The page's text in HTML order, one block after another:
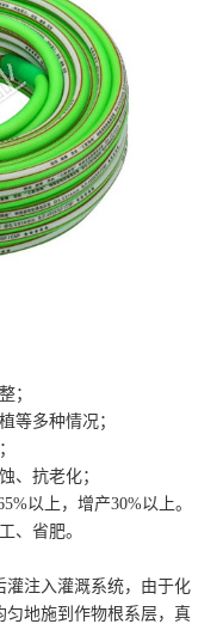
；
等多种情况；
、抗老化；
以上，增产30%以上。
、省肥。
灌注入灌溉系统，由于化
匀地施到作物根系层，真